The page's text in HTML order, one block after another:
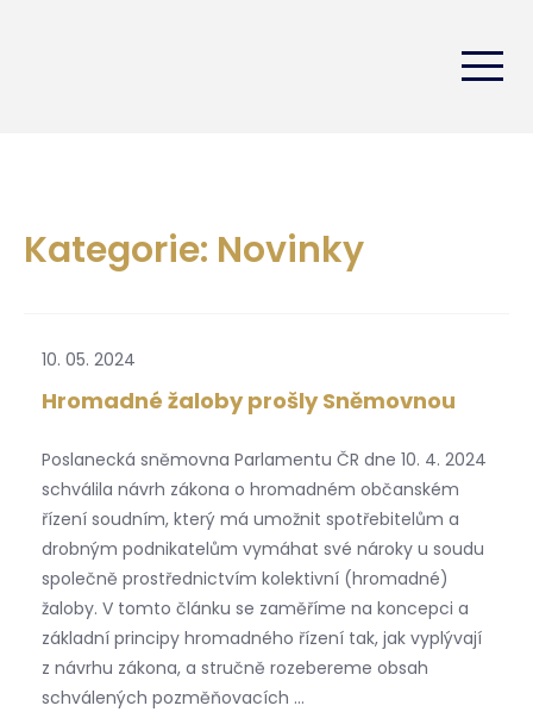
Kategorie: Novinky
10. 05. 2024
Hromadné žaloby prošly Sněmovnou
Poslanecká sněmovna Parlamentu ČR dne 10. 4. 2024
schválila návrh zákona o hromadném občanském
řízení soudním, který má umožnit spotřebitelům a
drobným podnikatelům vymáhat své nároky u soudu
společně prostřednictvím kolektivní (hromadné)
žaloby. V tomto článku se zaměříme na koncepci a
základní principy hromadného řízení tak, jak vyplývají
z návrhu zákona, a stručně rozebereme obsah
schválených pozměňovacích …